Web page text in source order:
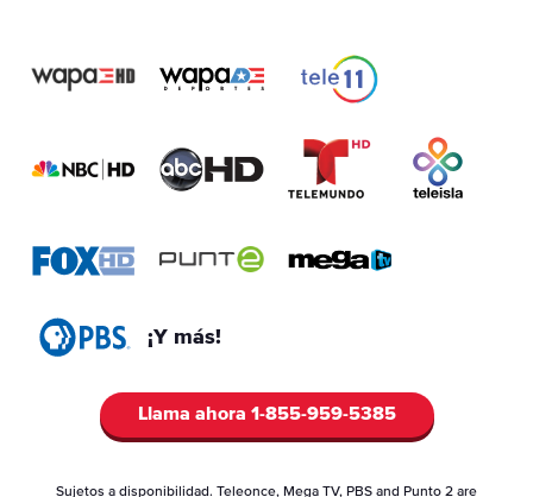
¡Y más!
Llama ahora 1-855-959-5385
Sujetos a disponibilidad. Teleonce, Mega TV, PBS and Punto 2 are